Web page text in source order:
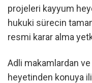
projeleri kayyum
hukuki sürecin
resmi karar alma
Adli makamlardan
heyetinden konuya